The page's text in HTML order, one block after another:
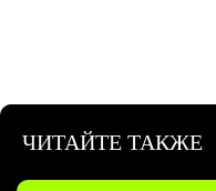
ЧИТАЙТЕ ТАКЖЕ